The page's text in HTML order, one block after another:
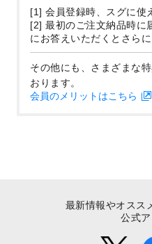
[1] 会員登録時、スグに使
[2] 最初のご注文納品時に
にお答えいただくとさら
その他にも、さまざまな
おります。
会員のメリットはこちら
最新情報やオスス
公式